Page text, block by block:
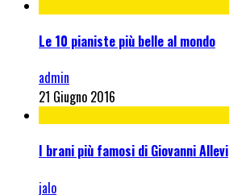
Le 10 pianiste più belle al mondo
admin
21 Giugno 2016
I brani più famosi di Giovanni Allevi
jalo